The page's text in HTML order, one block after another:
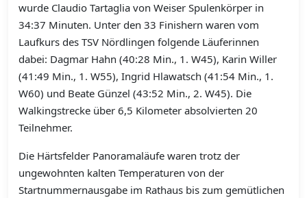
wurde Claudio Tartaglia von Weiser Spulenkörper in
34:37 Minuten. Unter den 33 Finishern waren vom
Laufkurs des TSV Nördlingen folgende Läuferinnen
dabei: Dagmar Hahn (40:28 Min., 1. W45), Karin Willer
(41:49 Min., 1. W55), Ingrid Hlawatsch (41:54 Min., 1.
W60) und Beate Günzel (43:52 Min., 2. W45). Die
Walkingstrecke über 6,5 Kilometer absolvierten 20
Teilnehmer.
Die Härtsfelder Panoramaläufe waren trotz der
ungewohnten kalten Temperaturen von der
Startnummernausgabe im Rathaus bis zum gemütlichen